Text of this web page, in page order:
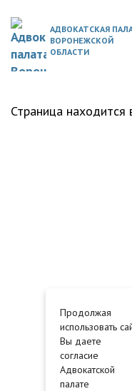
АДВОКАТСКАЯ
ВОРОНЕЖСКОЙ
ОБЛАСТИ
Страница находится
Продолжая
использовать
Вы даете
согласие
Адвокатской
палате